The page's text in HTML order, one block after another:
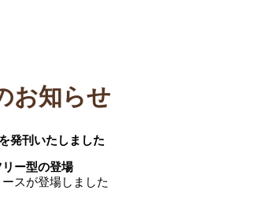
お知らせ
発刊いたしました
ー型の登場
スが登場しました